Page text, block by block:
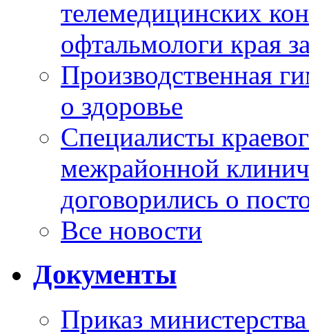
телемедицинских
офтальмологи края
Производственная
о здоровье
Специалисты
межрайонной
договорились о
Все новости
Документы
Приказ